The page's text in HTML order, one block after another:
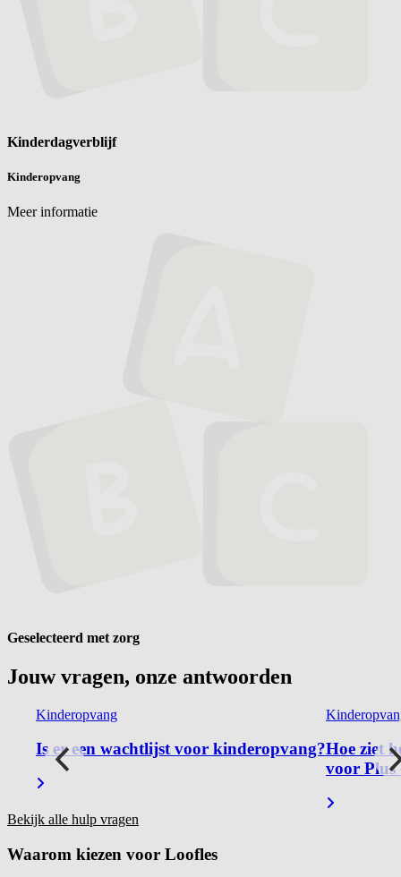
Kinderdagverblijf
Kinderopvang
Meer informatie
Geselecteerd met zorg
Jouw vragen, onze antwoorden
Kinderopvang
Is er een wachtlijst voor kinderopvang?Hoe ziet
voor Plus
Bekijk alle hulp vragen
Waarom kiezen voor Loofles